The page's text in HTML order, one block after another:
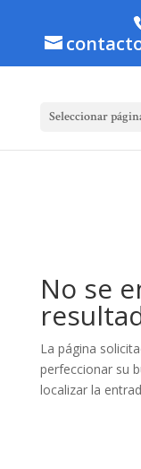
Seleccionar
No se
La página
perfeccionar su
localizar la